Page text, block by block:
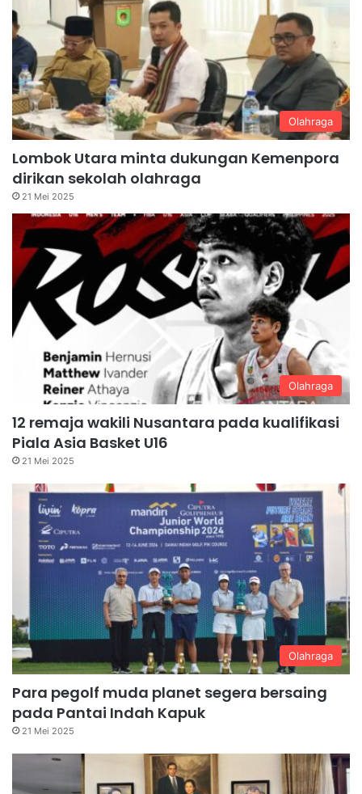
Olahraga
Lombok Utara minta dukungan Kemenpora
dirikan sekolah olahraga
21 Mei 2025
Olahraga
12 remaja wakili Nusantara pada kualifikasi
Piala Asia Basket U16
21 Mei 2025
Olahraga
Para pegolf muda planet segera bersaing
pada Pantai Indah Kapuk
21 Mei 2025